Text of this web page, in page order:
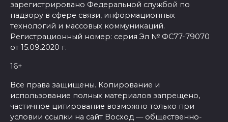
зарегистрировано Федеральной службой по
надзору в сфере связи, информационных
технологий и массовых коммуникаций.
Регистрационный номер: серия Эл № ФС77-79070
от 15.09.2020 г.
16+
Все права защищены. Копирование и
использование полных материалов запрещено,
частичное цитирование возможно только при
условии ссылки на сайт Восход — общественно-